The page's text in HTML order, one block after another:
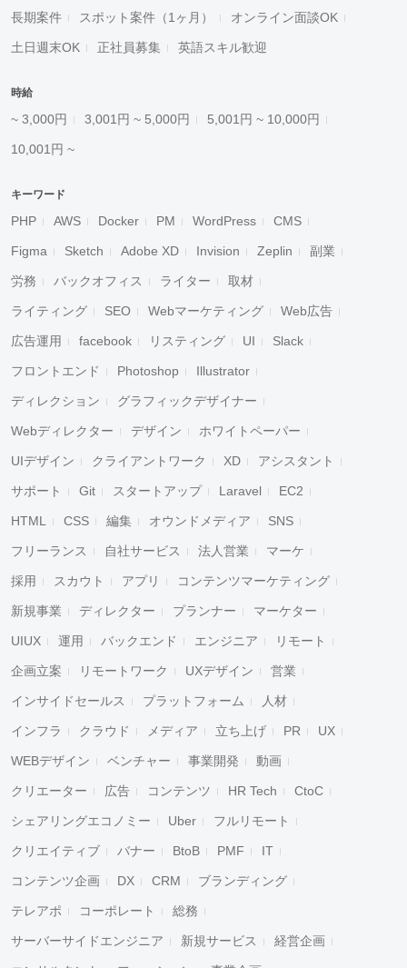
長期案件 スポット案件（1ヶ月） オンライン面談OK
土日週末OK 正社員募集 英語スキル歓迎
時給
~ 3,000円 3,001円 ~ 5,000円 5,001円 ~ 10,000円
10,001円 ~
キーワード
PHP AWS Docker PM WordPress CMS
Figma Sketch Adobe XD Invision Zeplin 副業
労務 バックオフィス ライター 取材
ライティング SEO Webマーケティング Web広告
広告運用 facebook リスティング UI Slack
フロントエンド Photoshop Illustrator
ディレクション グラフィックデザイナー
Webディレクター デザイン ホワイトペーパー
UIデザイン クライアントワーク XD アシスタント
サポート Git スタートアップ Laravel EC2
HTML CSS 編集 オウンドメディア SNS
フリーランス 自社サービス 法人営業 マーケ
採用 スカウト アプリ コンテンツマーケティング
新規事業 ディレクター プランナー マーケター
UIUX 運用 バックエンド エンジニア リモート
企画立案 リモートワーク UXデザイン 営業
インサイドセールス プラットフォーム 人材
インフラ クラウド メディア 立ち上げ PR UX
WEBデザイン ベンチャー 事業開発 動画
クリエーター 広告 コンテンツ HR Tech CtoC
シェアリングエコノミー Uber フルリモート
クリエイティブ バナー BtoB PMF IT
コンテンツ企画 DX CRM ブランディング
テレアポ コーポレート 総務
サーバーサイドエンジニア 新規サービス 経営企画